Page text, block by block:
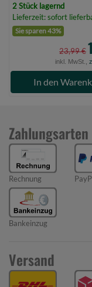
2 Stück lagernd
Lieferzeit: sofort
Sie sparen 43%
23,99 €
inkl. MwSt.,
In den
Zahlungsarten
Rechnung
Bankeinzug
Versand